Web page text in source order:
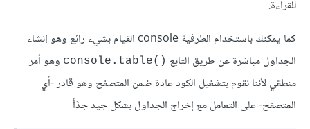
للقراءة.
كما يمكنك باستخدام الطرفية console القيام بشيء رائع وهو إنشاء
الجداول مباشرة عن طريق التابع ()console.table
وهو أمر
منطقي لأننا نقوم بتشغيل الكود عادة ضمن المتصفح وهو قادر -أي
المتصفح- على التعامل مع إخراج الجداول بشكل جيد جدًأ